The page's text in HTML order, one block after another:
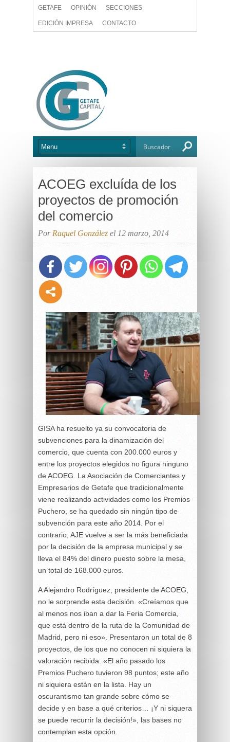
GETAFE OPINIÓN SECCIONES
EDICIÓN IMPRESA CONTACTO
ACOEG excluída de los
proyectos de promoción
del comercio
Por Raquel González el 12 marzo, 2014
GISA ha resuelto ya su convocatoria de
subvenciones para la dinamización del
comercio, que cuenta con 200.000 euros y
entre los proyectos elegidos no figura ninguno
de ACOEG. La Asociación de Comerciantes y
Empresarios de Getafe que tradicionalmente
viene realizando actividades como los Premios
Puchero, se ha quedado sin ningún tipo de
subvención para este año 2014. Por el
contrario, AJE vuelve a ser la más beneficiada
por la decisión de la empresa municipal y se
lleva el 84% del dinero puesto sobre la mesa,
un total de 168.000 euros.
A Alejandro Rodríguez, presidente de ACOEG,
no le sorprende esta decisión. «Creíamos que
al menos nos iban a dar la Feria Comercia,
que está dentro de la ruta de la Comunidad de
Madrid, pero ni eso». Presentaron un total de 8
proyectos, de los que no conocen ni siquiera la
valoración recibida: «El año pasado los
Premios Puchero tuvieron 98 puntos; este año
ni siquiera están en la lista. Hay un
oscurantismo tan grande sobre cómo se
decide y en base a qué criterios… ¡Y ni siquera
se puede recurrir la decisión!», las bases no
contemplan esta opción.